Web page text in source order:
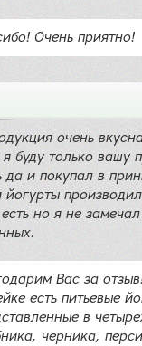
Очень приятно!
очень
буду только вашу
да и покупал в
но я не
Вас за
есть питьевые
в
черника,